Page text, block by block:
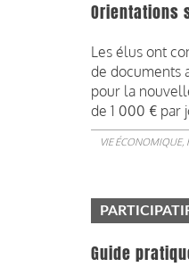
Orientations
Les élus ont
de documents
pour la
de 1 000 € par
VIE ÉCONOMIQUE,
Guide